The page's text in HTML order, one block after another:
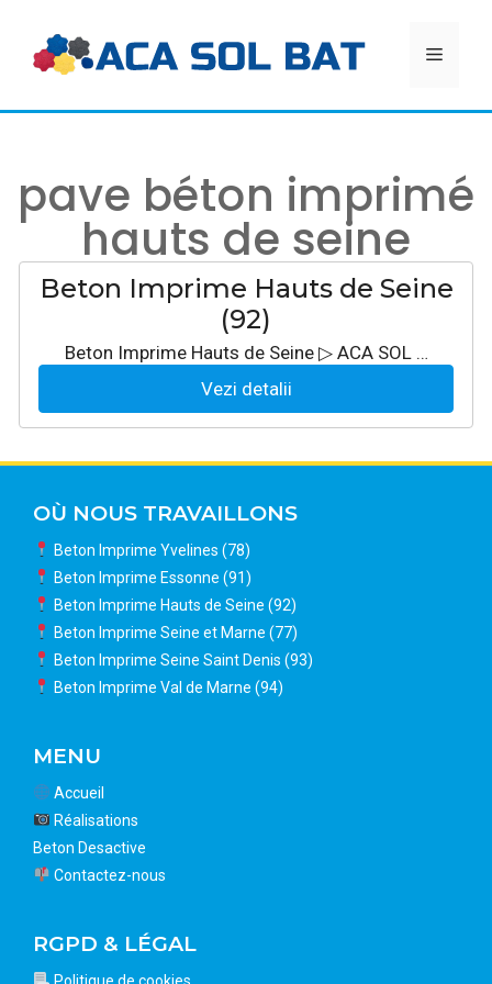
contenu
pave béton imprimé
hauts de seine
Beton Imprime Hauts de Seine
(92)
Beton Imprime Hauts de Seine ▷ ACA SOL …
Vezi detalii
OÙ NOUS TRAVAILLONS
Beton Imprime Yvelines (78)
Beton Imprime Essonne (91)
Beton Imprime Hauts de Seine (92)
Beton Imprime Seine et Marne (77)
Beton Imprime Seine Saint Denis (93)
Beton Imprime Val de Marne (94)
MENU
Accueil
Réalisations
Beton Desactive
Contactez-nous
RGPD & LÉGAL